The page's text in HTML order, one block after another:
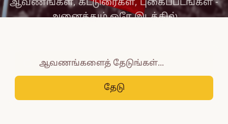
ஆவணங்கள், கட்டுரைகள், புகைப்படங்கள் -
அனைத்தும் ஒரே இடத்தில்
தேடு